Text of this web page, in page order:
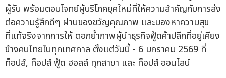
ผู้รับ พร้อมตอบโจทย์ผู้บริโภคยุคใหม่ที่ให้ความสำคัญกับการส่ง
ต่อความรู้สึกดีๆ ผ่านของขวัญคุณภาพ และมองหาความสุข
ที่แท้จริงจากการให้ ตอกย้ำภาพผู้นำธุรกิจฟู้ดค้าปลีกที่อยู่เคียง
ข้างคนไทยในทุกเทศกาล ตั้งแต่วันนี้ - 6 มกราคม 2569 ที่
ท็อปส์, ท็อปส์ ฟู้ด ฮอลล์ ทุกสาขา และ ท็อปส์ ออนไลน์